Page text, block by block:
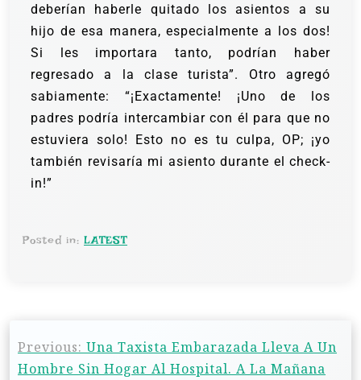
deberían haberle quitado los asientos a su
hijo de esa manera, especialmente a los dos!
Si les importara tanto, podrían haber
regresado a la clase turista”. Otro agregó
sabiamente: “¡Exactamente! ¡Uno de los
padres podría intercambiar con él para que no
estuviera solo! Esto no es tu culpa, OP; ¡yo
también revisaría mi asiento durante el check-
in!”
Posted in: LATEST
Previous: Una Taxista Embarazada Lleva A Un
Hombre Sin Hogar Al Hospital. A La Mañana